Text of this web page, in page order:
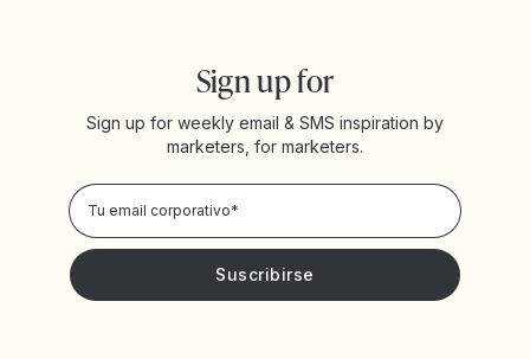
Sign up for
Sign up for weekly email & SMS inspiration by
marketers, for marketers.